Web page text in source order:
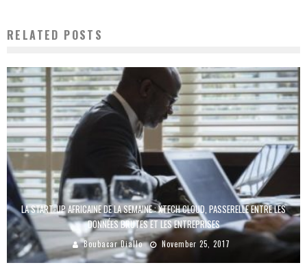
RELATED POSTS
LA START-UP AFRICAINE DE LA SEMAINE : XTECH CLOUD, PASSERELLE ENTRE LES
DONNÉES BRUTES ET LES ENTREPRISES
Boubacar Diallo November 25, 2017